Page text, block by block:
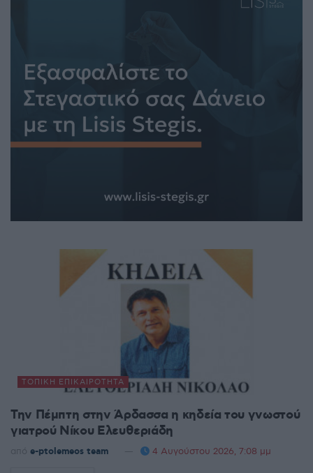
ΤΟΠΙΚΉ ΕΠΙΚΑΙΡΌΤΗΤΑ
Την Πέμπτη στην Άρδασσα η κηδεία του γνωστού
γιατρού Νίκου Ελευθεριάδη
από e-ptolemeos team 4 Αυγούστου 2026, 7:08 μμ